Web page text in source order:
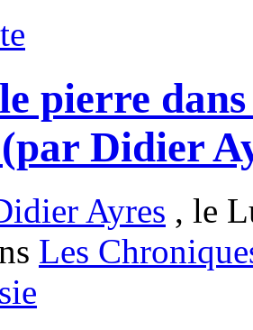
pierre
Didier
Ayres , le
Les